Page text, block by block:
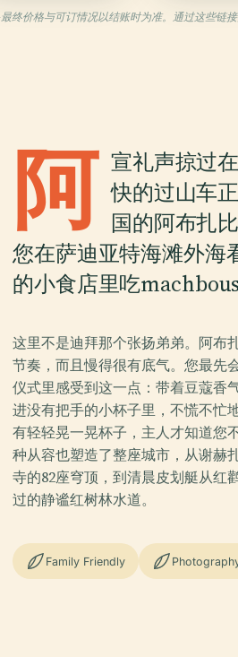
终价格与可订情况以结账时为准。通过这些链
阿 宣礼声掠过
快的过山车
国的阿布扎
您在萨迪亚特海滩外海
的小食店里吃
这里不是迪拜那个张扬弟弟。阿布
节奏，而且慢得很有底气。您最先
仪式里感受到这一点：带着豆蔻香
进没有把手的小杯子里，不慌不忙
有轻轻晃一晃杯子，主人才知道您
种从容也塑造了整座城市，从谢赫
寺的82座穹顶，到清晨皮划艇从红
过的静谧红树林水道。
Family Friendly